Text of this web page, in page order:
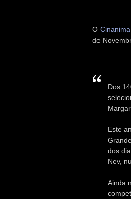
O
de
Dos
Este
dos
Nev,
Ainda